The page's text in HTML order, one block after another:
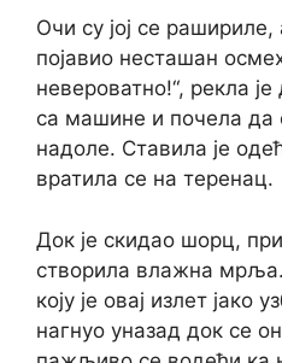
Очи су јој се рашириле,
појавио несташан
невероватно!“, рекла
са машине и почела да
надоле. Ставила је
вратила се на теренац.
Док је скидао шорц,
створила влажна мрља.
коју је овај излет јако
нагнуо уназад док се